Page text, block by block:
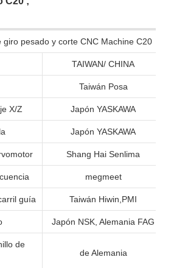
giro pesado y corte CNC Machine C20
TAIWAN/ CHINA
Taiwán Posa
X/Z Japón YASKAWA
Japón YASKAWA
Shang Hai Senlima
megmeet
guía Taiwán Hiwin,PMI
Japón NSK, Alemania FAG
de
de Alemania